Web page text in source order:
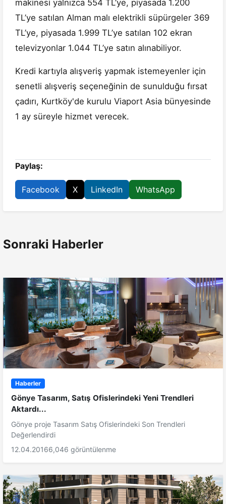
makinesi yalnızca 554 TL’ye, piyasada 1.200
TL’ye satılan Alman malı elektrikli süpürgeler 369
TL’ye, piyasada 1.999 TL’ye satılan 102 ekran
televizyonlar 1.044 TL’ye satın alınabiliyor.
Kredi kartıyla alışveriş yapmak istemeyenler için
senetli alışveriş seçeneğinin de sunulduğu fırsat
çadırı, Kurtköy'de kurulu Viaport Asia bünyesinde
1 ay süreyle hizmet verecek.
Paylaş:
Facebook X LinkedIn WhatsApp
Sonraki Haberler
Haberler
Gönye Tasarım, Satış Ofislerindeki Yeni Trendleri
Aktardı...
Gönye proje Tasarım Satış Ofislerindeki Son Trendleri
Değerlendirdi
12.04.20166,046 görüntülenme